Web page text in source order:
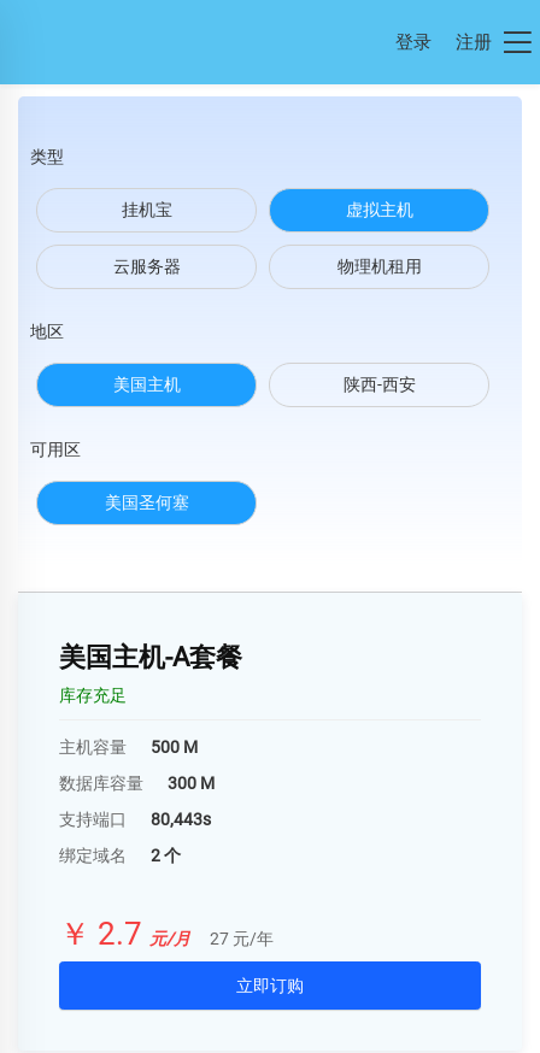
登录 注册
类型
挂机宝 虚拟主机
云服务器 物理机租用
地区
美国主机 陕西-西安
可用区
美国圣何塞
美国主机-A套餐
库存充足
主机容量
500 M
数据库容量
300 M
支持端口
80,443s
绑定域名
2 个
￥ 2.7 元/月 27 元/年
立即订购